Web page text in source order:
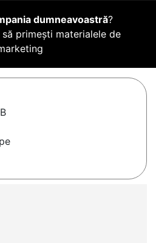
dumneavoastră?
să primești materialele de